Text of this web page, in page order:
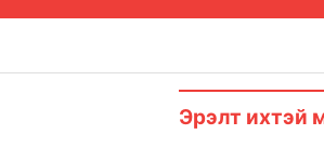
Эрэлт ихтэй